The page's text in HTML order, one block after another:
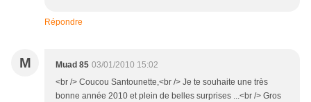
Répondre
M Muad 85 03/01/2010 15:02
<br /> Coucou Santounette,<br /> Je te souhaite une très
bonne année 2010 et plein de belles surprises ...<br /> Gros